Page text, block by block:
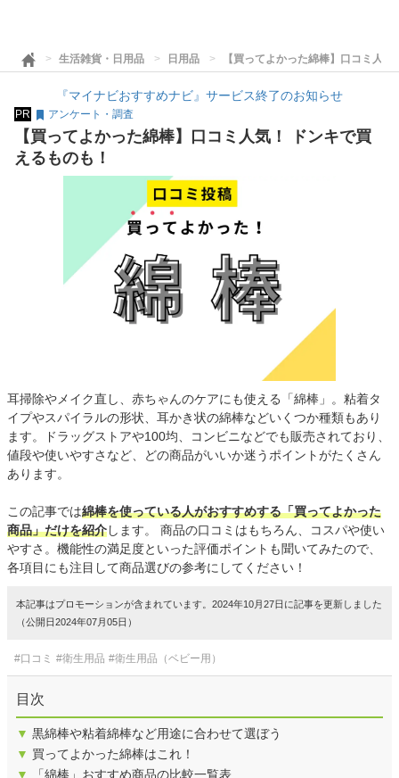
生活雑貨・日用品 日用品 【買ってよかった綿棒】口コミ人
『マイナビおすすめナビ』サービス終了のお知らせ
PR アンケート・調査
【買ってよかった綿棒】口コミ人気！ ドンキで買
えるものも！
耳掃除やメイク直し、赤ちゃんのケアにも使える「綿棒」。粘着タ
イプやスパイラルの形状、耳かき状の綿棒などいくつか種類もあり
ます。ドラッグストアや100均、コンビニなどでも販売されており、
値段や使いやすさなど、どの商品がいいか迷うポイントがたくさん
あります。
この記事では綿棒を使っている人がおすすめする「買ってよかった
商品」だけを紹介します。 商品の口コミはもちろん、コスパや使い
やすさ。機能性の満足度といった評価ポイントも聞いてみたので、
各項目にも注目して商品選びの参考にしてください！
本記事はプロモーションが含まれています。2024年10月27日に記事を更新しました
（公開日2024年07月05日）
#口コミ #衛生用品 #衛生用品（ベビー用）
目次
▼ 黒綿棒や粘着綿棒など用途に合わせて選ぼう
▼ 買ってよかった綿棒はこれ！
▼
「綿棒」おすすめ商品の比較一覧表